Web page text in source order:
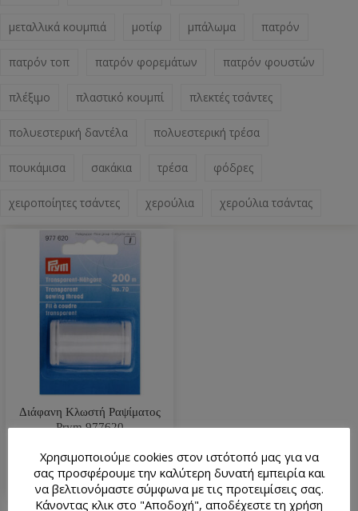
μεταλλικά κουμπιά μοτίφ μπάλωμα πατρόν
πατρόν τοπ πατρόν φορεμάτων πατρόν φουστών
πλέξιμο πλαστικό κουμπί πλεκτές τσάντες
πολυεστερική δαντέλα πολυεστερική τρέσα
πουκάμισα σακάκια τρέσα φόδρες
χειροποίητες τσάντες χερούλια χερούλια τσάντας
Διάφανη Κλωστή Ραψίματος
Prym 977620
3.90€
Χρησιμοποιούμε cookies στον ιστότοπό μας για να
σας προσφέρουμε την καλύτερη δυνατή εμπειρία και
να βελτιονόμαστε σύμφωνα με τις προτειμίσεις σας.
Κάνοντας κλικ στο "Αποδοχή", αποδέχεστε τη χρήση